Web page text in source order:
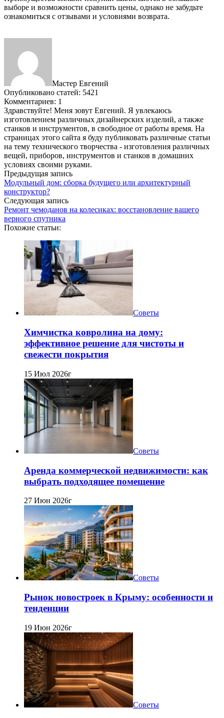
выборе и возможности сравнить цены, однако не забудьте
ознакомиться с отзывами и условиями возврата.
Мастер Евгений
Опубликовано статей: 5421
Комментариев: 1
Здравствуйте! Меня зовут Евгений. Я увлекаюсь
изготовлением различных дизайнерских изделий, а также
станков и инструментов, в свободное от работы время. На
страницах этого сайта я буду публиковать различные статьи
на тему технического творчества - изготовления различных
вещей, приборов, инструментов и станков в домашних
условиях своими руками.
Предыдущая запись
Модульный дом: сборка будущего или архитектурный
конструктор?
Следующая запись
Ремонт чемоданов на колесиках: восстановление вашего
верного спутника
Похожие статьи:
Советы
Химчистка ковролина на дому:
эффективное решение для чистоты и
свежести покрытия
15 Июл 2026г
Советы
Аренда коммерческой недвижимости: как
выбрать подходящее помещение
27 Июн 2026г
Советы
Рынок новостроек в Крыму: особенности и
тенденции
19 Июн 2026г
Советы